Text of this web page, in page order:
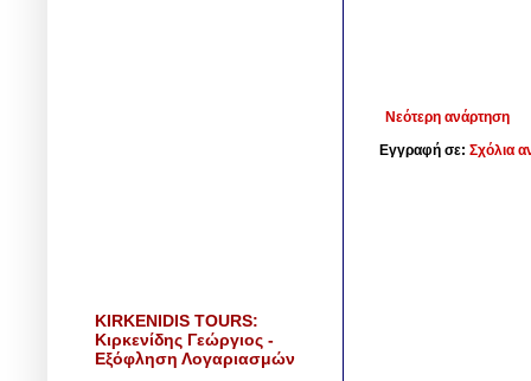
Νεότερη ανάρτηση
Εγγραφή σε: Σχόλια
KIRKENIDIS TOURS:
Κιρκενίδης Γεώργιος -
Εξόφληση Λογαριασμών